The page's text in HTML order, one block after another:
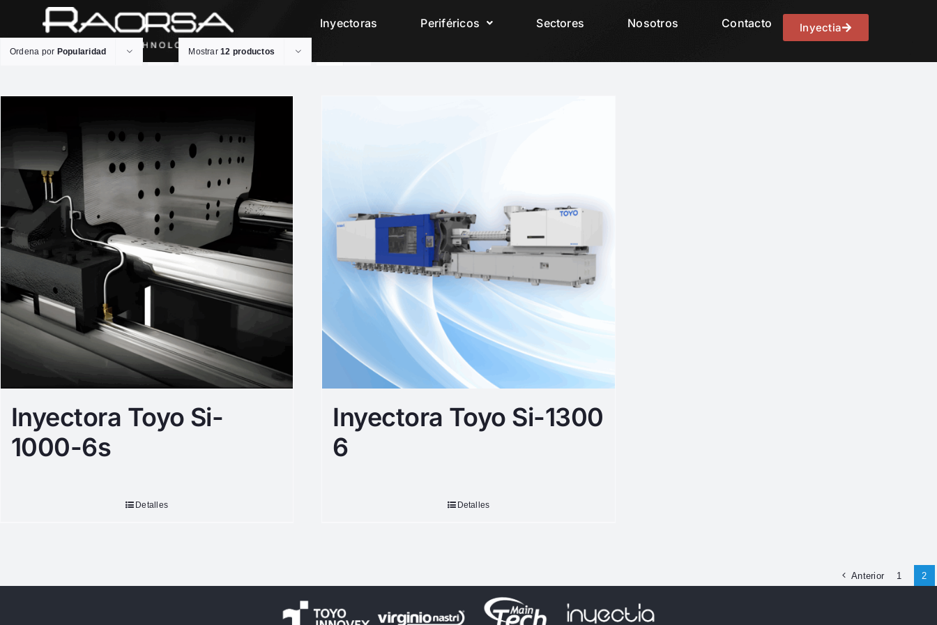
Inyectoras Periféricos Sectores Nosotros Contacto Inyectia
Ordena por Popularidad Mostrar12 productos
Inyectora Toyo Si-
1000-6s
Detalles
Inyectora Toyo Si-1300
6
Detalles
Anterior 1 2